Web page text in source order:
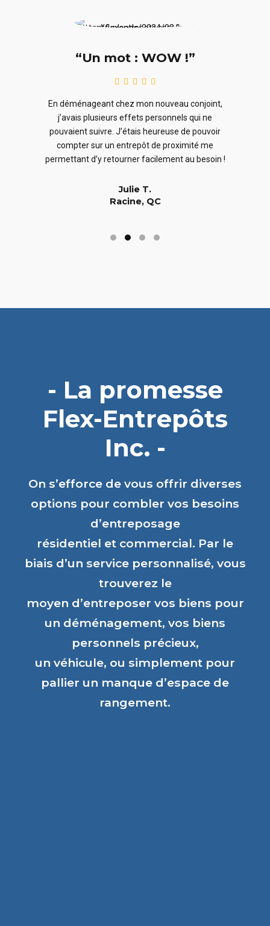
“Un mot : WOW !”
En déménageant chez mon nouveau conjoint,
j’avais plusieurs effets personnels qui ne
pouvaient suivre. J’étais heureuse de pouvoir
compter sur un entrepôt de proximité me
permettant d’y retourner facilement au besoin !
Julie T.
Racine, QC
- La promesse
Flex-Entrepôts
Inc. -
On s’efforce de vous offrir diverses
options pour combler vos besoins
d’entreposage
résidentiel et commercial. Par le
biais d’un service personnalisé, vous
trouverez le
moyen d’entreposer vos biens pour
un déménagement, vos biens
personnels précieux,
un véhicule, ou simplement pour
pallier un manque d’espace de
rangement.